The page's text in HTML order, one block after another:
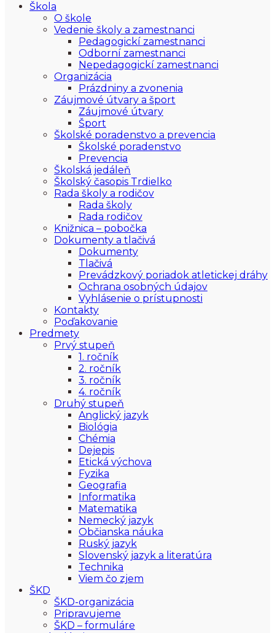
Škola
O škole
Vedenie školy a zamestnanci
Pedagogickí zamestnanci
Odborní zamestnanci
Nepedagogickí zamestnanci
Organizácia
Prázdniny a zvonenia
Záujmové útvary a šport
Záujmové útvary
Šport
Školské poradenstvo a prevencia
Školské poradenstvo
Prevencia
Školská jedáleň
Školský časopis Trdielko
Rada školy a rodičov
Rada školy
Rada rodičov
Knižnica – pobočka
Dokumenty a tlačivá
Dokumenty
Tlačivá
Prevádzkový poriadok atletickej dráhy
Ochrana osobných údajov
Vyhlásenie o prístupnosti
Kontakty
Poďakovanie
Predmety
Prvý stupeň
1. ročník
2. ročník
3. ročník
4. ročník
Druhý stupeň
Anglický jazyk
Biológia
Chémia
Dejepis
Etická výchova
Fyzika
Geografia
Informatika
Matematika
Nemecký jazyk
Občianska náuka
Ruský jazyk
Slovenský jazyk a literatúra
Technika
Viem čo zjem
ŠKD
ŠKD-organizácia
Pripravujeme
ŠKD – formuláre